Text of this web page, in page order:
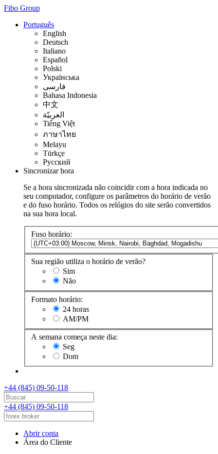
Fibo Group
Português
English
Deutsch
Italiano
Español
Polski
Українська
فارسی
Bahasa Indonesia
中文
العربيّة
Tiếng Việt
ภาษาไทย
Melayu
Türkçe
Русский
Sincronizar hora
Se a hora sincronizada não coincidir com a hora indicada no
seu computador, configure os parâmetros do horário de verão
e do fuso horário. Todos os relógios do site serão convertidos
na sua hora local.
Fuso horário:
Sua região utiliza o horário de verão?
Sim
Não
Formato horário:
24 horas
AM/PM
A semana começa neste dia:
Seg
Dom
+44 (845) 09-50-118
+44 (845) 09-50-118
Abrir conta
Área do Cliente